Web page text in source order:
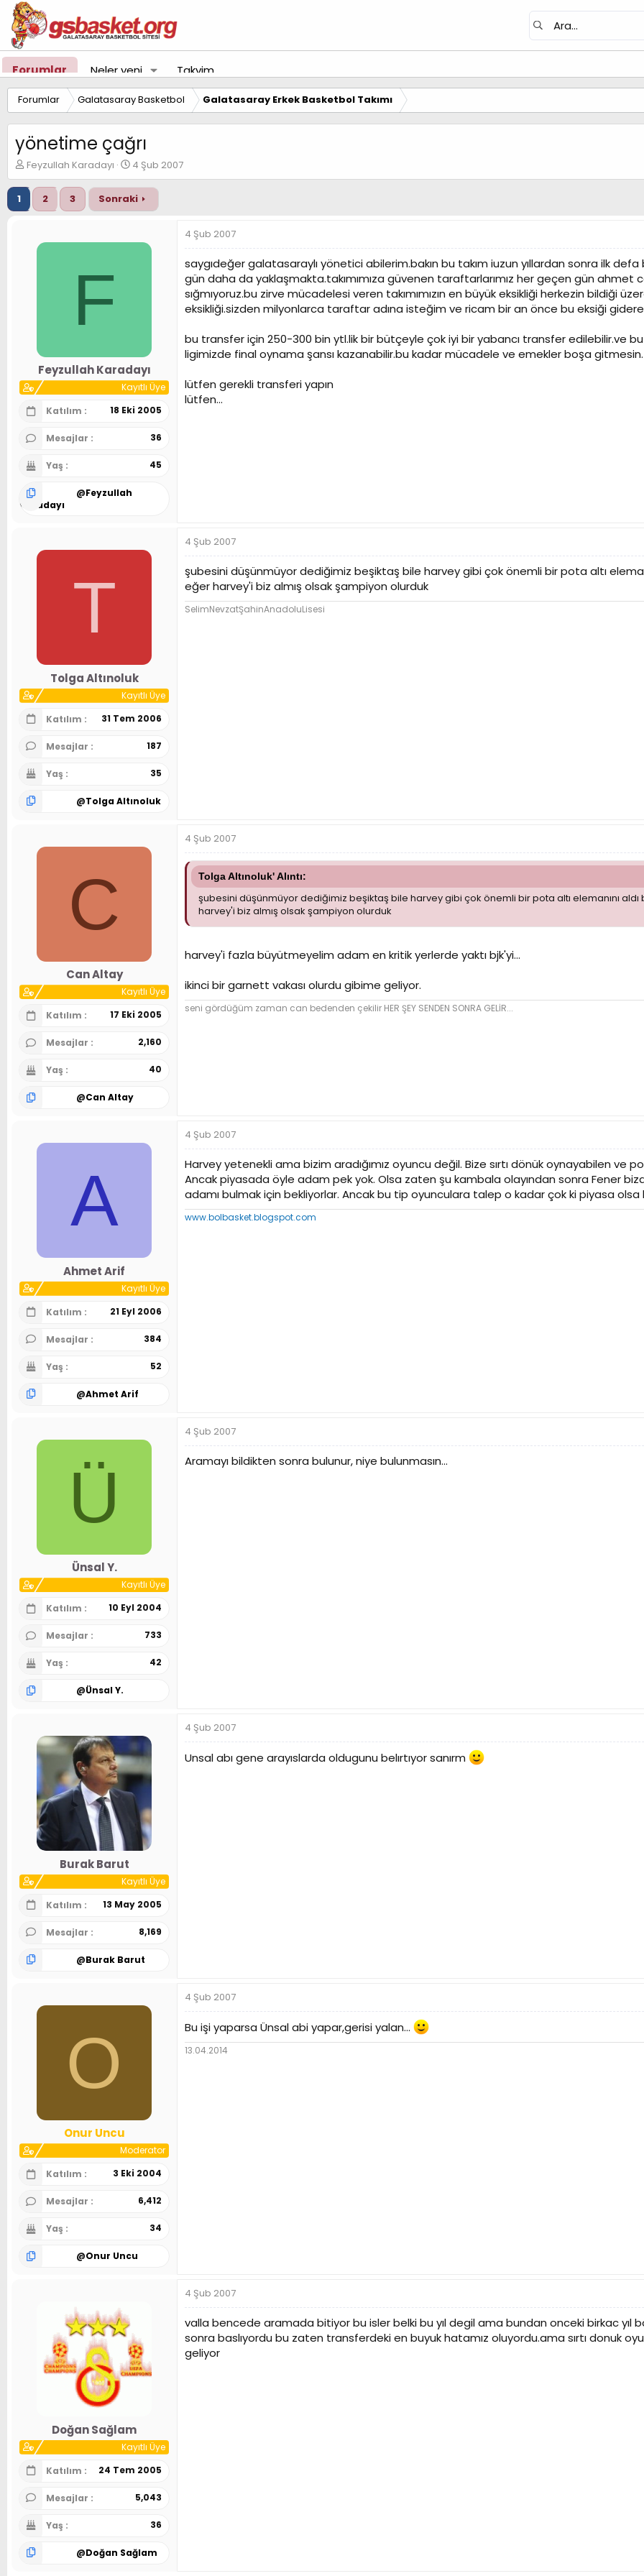
Forumlar Neler yeni Takvim
Forumlar Galatasaray Basketbol Galatasaray Erkek Basketbol Takımı
yönetime çağrı
K
o
n
u
y
Feyzullah Karadayı
B
a
ş
l
a
g
4 Şub 2007
1 2 3 Sonraki
F
Feyzullah Karadayı
Kayıtlı Üye
Katılım
18 Eki 2005
Mesajlar 36
Yaş 45
@Feyzullah
Karadayı
4 Şub 2007
saygıdeğer galatasaraylı yönetici abilerim.bakın bu takım iuzun yıllardan sonra ilk
gün daha da yaklaşmakta.takımımıza güvenen taraftarlarımız her geçen gün
sığmıyoruz.bu zirve mücadelesi veren takımımızın en büyük eksikliği herkezin bildiği
eksikliği.sizden milyonlarca taraftar adına isteğim ve ricam bir an önce bu eksiği
bu transfer için 250-300 bin ytl.lik bir bütçeyle çok iyi bir yabancı transfer edilebilir.ve bu
ligimizde final oynama şansı kazanabilir.bu kadar mücadele ve emekler boşa gitmesin.
lütfen gerekli transferi yapın
lütfen...
T
Tolga Altınoluk
Kayıtlı Üye
Katılım
31 Tem 2006
Mesajlar 187
Yaş 35
@Tolga Altınoluk
4 Şub 2007
şubesini düşünmüyor dediğimiz beşiktaş bile harvey gibi çok önemli bir pota altı
eğer harvey'i biz almış olsak şampiyon olurduk
SelimNevzatŞahinAnadoluLisesi
C
Can Altay
Kayıtlı Üye
Katılım
17 Eki 2005
Mesajlar 2,160
Yaş 40
@Can Altay
4 Şub 2007
Tolga Altınoluk' Alıntı:
şubesini düşünmüyor dediğimiz beşiktaş bile harvey gibi çok önemli bir pota altı elemanını
harvey'i biz almış olsak şampiyon olurduk
harvey'i fazla büyütmeyelim adam en kritik yerlerde yaktı bjk'yi...
ikinci bir garnett vakası olurdu gibime geliyor.
seni gördüğüm zaman can bedenden çekilir HER ŞEY SENDEN SONRA GELİR...
A
Ahmet Arif
Kayıtlı Üye
Katılım
21 Eyl 2006
Mesajlar 384
Yaş 52
@Ahmet Arif
4 Şub 2007
Harvey yetenekli ama bizim aradığımız oyuncu değil. Bize sırtı dönük oynayabilen ve
Ancak piyasada öyle adam pek yok. Olsa zaten şu kambala olayından sonra Fener
adamı bulmak için bekliyorlar. Ancak bu tip oyunculara talep o kadar çok ki piyasa
www.bolbasket.blogspot.com
Ü
Ünsal Y.
Kayıtlı Üye
Katılım
10 Eyl 2004
Mesajlar 733
Yaş 42
@Ünsal Y.
4 Şub 2007
Aramayı bildikten sonra bulunur, niye bulunmasın...
Burak Barut
Kayıtlı Üye
Katılım
13 May 2005
Mesajlar 8,169
@Burak Barut
4 Şub 2007
Unsal abı gene arayıslarda oldugunu belırtıyor sanırm
O
Onur Uncu
Moderator
Katılım
3 Eki 2004
Mesajlar 6,412
Yaş 34
@Onur Uncu
4 Şub 2007
Bu işi yaparsa Ünsal abi yapar,gerisi yalan...
13.04.2014
Doğan Sağlam
Kayıtlı Üye
Katılım
24 Tem 2005
Mesajlar 5,043
Yaş 36
@Doğan Sağlam
4 Şub 2007
valla bencede aramada bitiyor bu isler belki bu yıl degil ama bundan onceki birkac yıl
sonra baslıyordu bu zaten transferdeki en buyuk hatamız oluyordu.ama sırtı donuk
geliyor